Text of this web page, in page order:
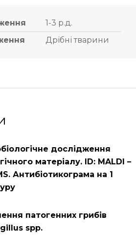
1-3 р.д.
Дрібні тварини
дослідження
матеріалу. ID: MALDI –
Антибіотикограма на 1
патогенних грибів
spp.